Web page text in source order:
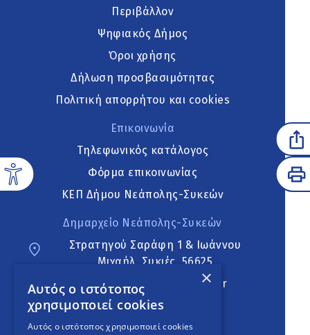
Περιβάλλον
Ψηφιακός Δήμος
Όροι χρήσης
Δήλωση προσβασιμότητας
Πολιτική απορρήτου και cookies
Επικοινωνία
Τηλεφωνικός κατάλογος
Φόρμα επικοινωνίας
ΚΕΠ Δήμου Νεάπολης-Συκεών
Δημαρχείο Νεάπολης-Συκεών
Στρατηγού Σαράφη 1 & Ιωάννου
Μιχαήλ, Συκιές, 56625
neapoli.sykies@ddt.gov.gr
Ακολουθήστε
×
Αυτός ο ιστότοπος
χρησιμοποιεί cookies
Αυτός ο ιστότοπος χρησιμοποιεί cookies